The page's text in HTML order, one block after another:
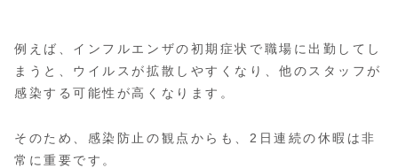
例えば、インフルエンザの初期症状で職場に出勤してし
まうと、ウイルスが拡散しやすくなり、他のスタッフが
感染する可能性が高くなります。
そのため、感染防止の観点からも、2日連続の休暇は非
常に重要です。